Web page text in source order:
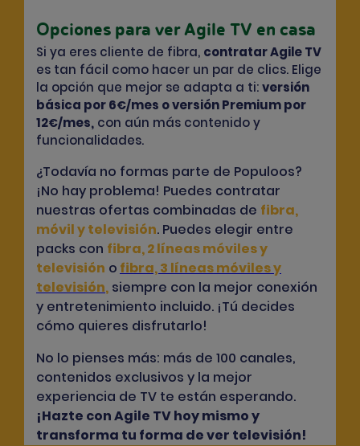
Opciones para ver Agile TV en casa
Si ya eres cliente de fibra, contratar Agile TV
es tan fácil como hacer un par de clics. Elige
la opción que mejor se adapta a ti:versión
básica por 6€/mes o versión Premium por
12€/mes, con aún más contenido y
funcionalidades.
¿Todavía no formas parte de Populoos?
¡No hay problema! Puedes contratar
nuestras ofertas combinadas de fibra,
móvil y televisión. Puedes elegir entre
packs con fibra, 2 líneas móviles y
televisión o fibra, 3 líneas móviles y
televisión, siempre con la mejor conexión
y entretenimiento incluido. ¡Tú decides
cómo quieres disfrutarlo!
No lo pienses más: más de 100 canales,
contenidos exclusivos y la mejor
experiencia de TV te están esperando.
¡Hazte con Agile TV hoy mismo y
transforma tu forma de ver televisión!